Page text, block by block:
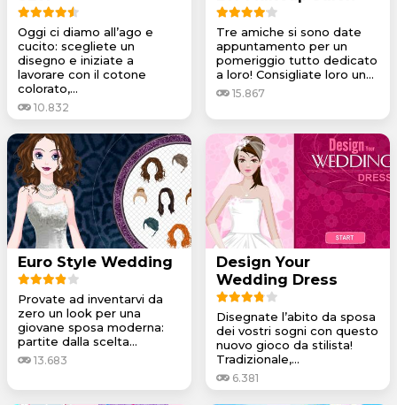
Oggi ci diamo all’ago e
cucito: scegliete un
disegno e iniziate a
lavorare con il cotone
colorato,...
10.832
Tre amiche si sono date
appuntamento per un
pomeriggio tutto dedicato
a loro! Consigliate loro un...
15.867
Euro Style Wedding
Provate ad inventarvi da
zero un look per una
giovane sposa moderna:
partite dalla scelta...
13.683
Design Your
Wedding Dress
Disegnate l’abito da sposa
dei vostri sogni con questo
nuovo gioco da stilista!
Tradizionale,...
6.381